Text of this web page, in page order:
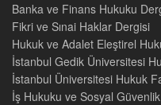
Banka ve Finans Hukuku
Fikri ve Sınai Haklar Dergisi
Hukuk ve Adalet Eleştirel
İstanbul Gedik Üniversitesi
İstanbul Üniversitesi Hukuk
İş Hukuku ve Sosyal